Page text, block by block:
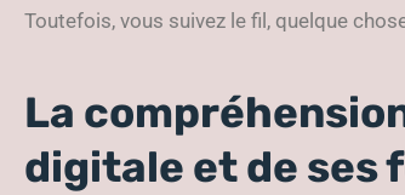
Toutefois, vous suivez le fil, quelque
La
digitale et de ses